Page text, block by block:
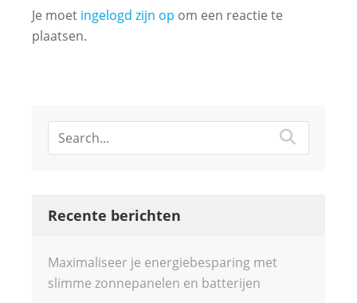
Je moet ingelogd zijn op om een reactie te
plaatsen.
Recente berichten
Maximaliseer je energiebesparing met
slimme zonnepanelen en batterijen